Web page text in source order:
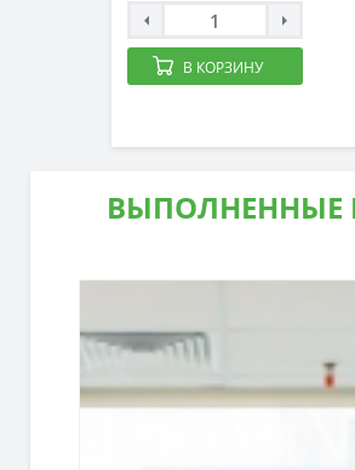
В КОРЗИНУ
ВЫПОЛНЕННЫЕ